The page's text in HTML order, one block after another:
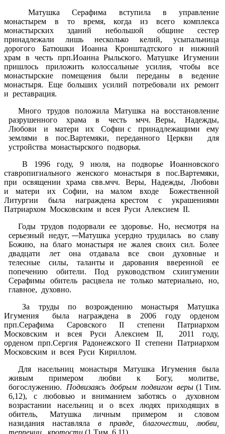
Матушка Серафима вступила в управление
монастырем в то время, когда из всего комплекса
монастырских зданий небольшой общине сестер
принадлежали лишь несколько келий, усыпальница
дорогого Батюшки Иоанна Кронштадтского и нижний
храм в честь прп.Иоанна Рыльского. Матушке Игумении
пришлось приложить колоссальные усилия, чтобы все
монастырские помещения были переданы в ведение
монастыря. Еще больших усилий потребовали их ремонт
и реставрация.
Много трудов положила Матушка на восстановление
разрушенного храма в честь мчч. Веры, Надежды,
Любови и матери их Софии с принадлежащими ему
землями в пос.Вартемяки, переданного Церкви для
устройства монастырского подворья.
В 1996 году, 9 июля, на подворье Иоанновского
ставропигиального женского монастыря в пос.Вартемяки,
при освящении храма свв.мчч. Веры, Надежды, Любови
и матери их Софии, на малом входе Божественной
Литургии была награждена крестом с украшениями
Патриархом Московским и всея Руси Алексием II.
Годы трудов подорвали ее здоровье. Но, несмотря на
серьезный недуг,
Матушка усердно трудилась во славу
Божию, на благо монастыря не жалея своих сил. Более
двадцати лет она отдавала все свои духовные и
телесные силы, таланты и дарования вверенной ее
попечению обители. Под руководством схиигумении
Серафимы обитель расцвела не только материально, но,
главное, духовно.
За труды по возрождению монастыря Матушка
Игумения была награждена в 2006 году орденом
прп.Серафима Саровского II степени Патриархом
Московским и всея Руси Алексием II, 2011 году,
орденом прп.Сергия Радонежского II степени Патриархом
Московским и всея Руси Кириллом.
Для насельниц монастыря Матушка Игумения была
живым примером любви к Богу, молитве,
богослужению. Подвизаясь добрым подвигом веры (1 Тим.
6,12), с любовью и вниманием заботясь о духовном
возрастании насельниц и о всех людях приходящих в
обитель, Матушка личным примером и словом
назидания наставлялав правде, благочестии, любви,
терпении, кротости(1 Тим. 6,11).